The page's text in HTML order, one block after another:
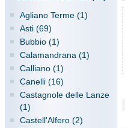
Agliano Terme (1)
Asti (69)
Bubbio (1)
Calamandrana (1)
Calliano (1)
Canelli (16)
Castagnole delle Lanze
(1)
Castell'Alfero (2)